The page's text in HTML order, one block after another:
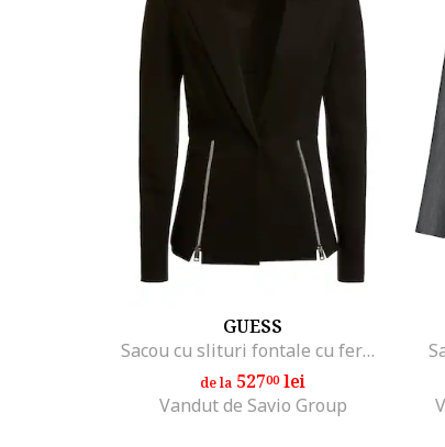
GUESS
Sacou cu slituri fontale cu fermoar, Negru
de la 52700lei
Vandut de Savio Group